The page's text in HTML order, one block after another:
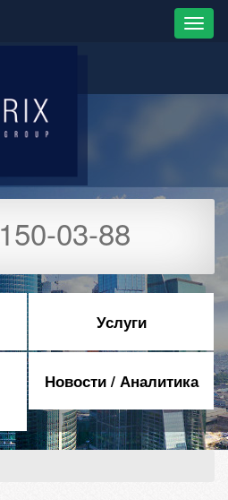
150-03-88
Услуги
Новости / Аналитика